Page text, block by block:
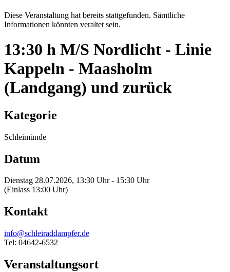
Diese Veranstaltung hat bereits stattgefunden. Sämtliche
Informationen könnten veraltet sein.
13:30 h M/S Nordlicht - Linie
Kappeln - Maasholm
(Landgang) und zurück
Kategorie
Schleimünde
Datum
Dienstag 28.07.2026, 13:30 Uhr - 15:30 Uhr
(Einlass 13:00 Uhr)
Kontakt
info@schleiraddampfer.de
Tel: 04642-6532
Veranstaltungsort